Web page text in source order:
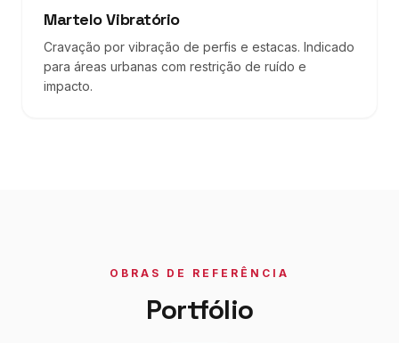
Martelo Vibratório
Cravação por vibração de perfis e estacas. Indicado
para áreas urbanas com restrição de ruído e
impacto.
OBRAS DE REFERÊNCIA
Portfólio